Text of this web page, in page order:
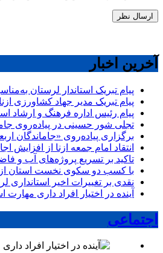
آخرین اخبار
پیام تبریک استاندار لرستان
پیام تبریک مدیر جهاد کشاورزی
پیام رئیس اداره فرهنگ و ارشاد
تجلی شور حسینی در پیاده‌روی
برگزاری پیاده‌روی «جاماندگان
انتقاد امام جمعه ازنا از افزایش
تاکید بر تسریع پروژه‌های آب و
با کسب دو سکوی نخست استان
نقدی بر تغییرات اخیر استانداری
آینده در اختیار افراد داری
اجتماعی